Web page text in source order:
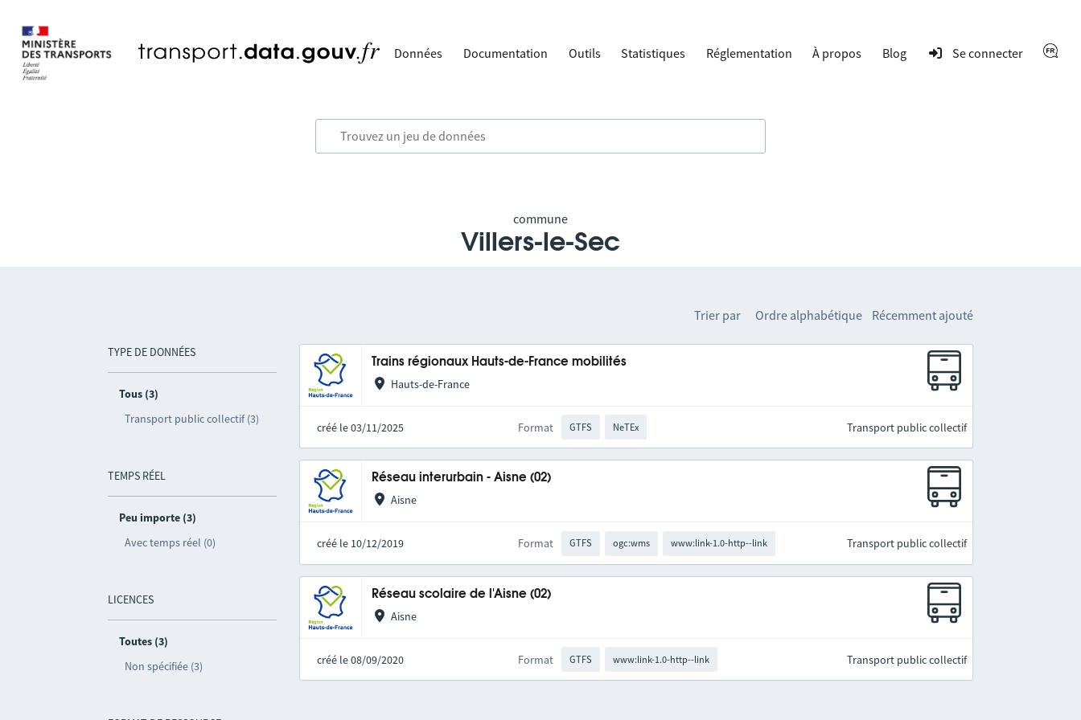
Données Documentation Outils Statistiques Réglementation À propos Blog Se connecter
commune
Villers-le-Sec
TYPE DE DONNÉES
Tous (3)
Transport public collectif (3)
TEMPS RÉEL
Peu importe (3)
Avec temps réel (0)
LICENCES
Toutes (3)
Non spécifiée (3)
Trier par Ordre alphabétique Récemment ajouté
Trains régionaux Hauts-de-France mobilités
Hauts-de-France
créé le 03/11/2025 Format GTFS NeTEx Transport public collectif
Réseau interurbain - Aisne (02)
Aisne
créé le 10/12/2019 Format GTFS ogc:wms www:link-1.0-http--link Transport public collectif
Réseau scolaire de l'Aisne (02)
Aisne
créé le 08/09/2020 Format GTFS www:link-1.0-http--link Transport public collectif